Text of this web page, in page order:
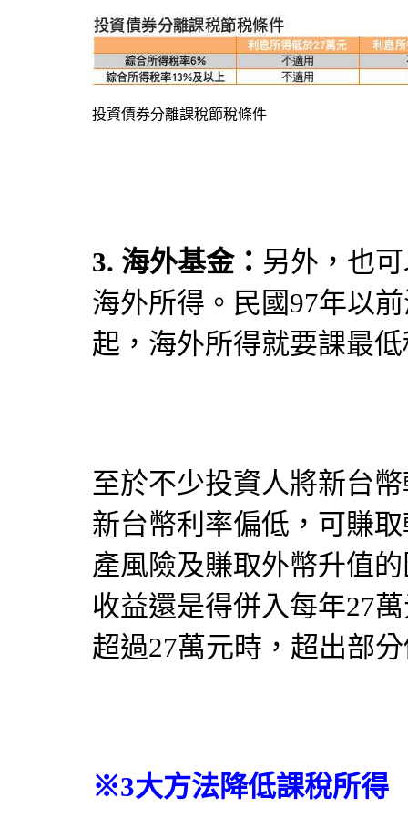
投資債券分離課稅節稅條件
3. 海外基金： 另外，也
海外所得。民國97年以
起，海外所得就要課最
至於不少投資人將新台
新台幣利率偏低，可賺
產風險及賺取外幣升值
收益還是得併入每年27
超過27萬元時，超出部
※3大方法降低課稅所得